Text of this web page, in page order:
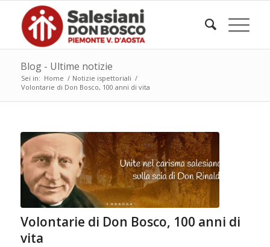
Blog - Ultime notizie
Sei in: Home / Notizie ispettoriali /
Volontarie di Don Bosco, 100 anni di vita
Volontarie di Don Bosco, 100 anni di
vita